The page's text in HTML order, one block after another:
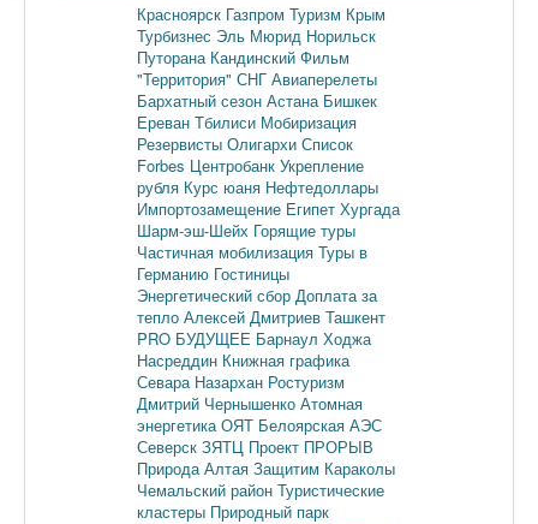
Красноярск Газпром Туризм Крым
Турбизнес Эль Мюрид Норильск
Путорана Кандинский Фильм
"Территория" СНГ Авиаперелеты
Бархатный сезон Астана Бишкек
Ереван Тбилиси Мобиризация
Резервисты Олигархи Список
Forbes Центробанк Укрепление
рубля Курс юаня Нефтедоллары
Импортозамещение Египет Хургада
Шарм-эш-Шейх Горящие туры
Частичная мобилизация Туры в
Германию Гостиницы
Энергетический сбор Доплата за
тепло Алексей Дмитриев Ташкент
PRO БУДУЩЕЕ Барнаул Ходжа
Насреддин Книжная графика
Севара Назархан Ростуризм
Дмитрий Чернышенко Атомная
энергетика ОЯТ Белоярская АЭС
Северск ЗЯТЦ Проект ПРОРЫВ
Природа Алтая Защитим Караколы
Чемальский район Туристические
кластеры Природный парк